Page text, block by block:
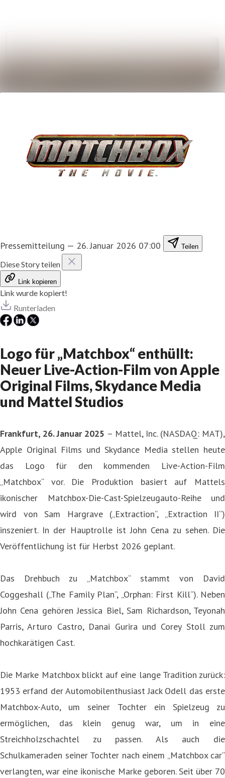
Mediengalerie
Pressemitteilung — 26. Januar 2026 07:00 Teilen
Diese Story teilen
Link kopieren
Link wurde kopiert!
Runterladen
Logo für „Matchbox“ enthüllt:
Neuer Live-Action-Film von Apple
Original Films, Skydance Media
und Mattel Studios
Frankfurt, 26. Januar 2025 – Mattel, Inc. (NASDAQ: MAT),
Apple Original Films und Skydance Media stellen heute
das Logo für den kommenden Live-Action-Film
„Matchbox“ vor. Die Produktion basiert auf Mattels
ikonischer Matchbox-Die-Cast-Spielzeugauto-Reihe und
wird von Sam Hargrave („Extraction“, „Extraction II“)
inszeniert. In der Hauptrolle ist John Cena zu sehen. Die
Veröffentlichung ist für Herbst 2026 geplant.
Das Drehbuch zu „Matchbox“ stammt von David
Coggeshall („The Family Plan“, „Orphan: First Kill“). Neben
John Cena gehören Jessica Biel, Sam Richardson, Teyonah
Parris, Arturo Castro, Danai Gurira und Corey Stoll zum
hochkarätigen Cast.
Die Marke Matchbox blickt auf eine lange Tradition zurück:
1953 erfand der Automobilenthusiast Jack Odell das erste
Matchbox-Auto, um seiner Tochter ein Spielzeug zu
ermöglichen, das klein genug war, um in eine
Streichholzschachtel zu passen. Als auch die
Schulkameraden seiner Tochter nach einem „Matchbox car“
verlangten, war eine ikonische Marke geboren. Seit über 70